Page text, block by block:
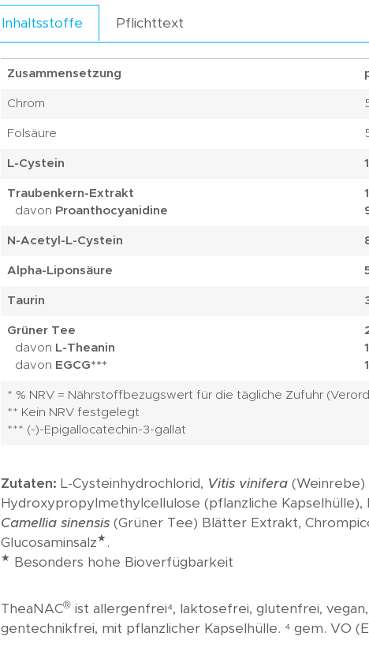
Inhaltsstoffe Pflichttext
Zusammensetzung
Chrom
Folsäure
L-Cystein
Traubenkern-Extrakt
davon Proanthocyanidine
N-Acetyl-L-Cystein
Alpha-Liponsäure
Taurin
Grüner Tee
davon L-Theanin
davon EGCG***
* % NRV = Nährstoffbezugswert für die tägliche Zufuhr
** Kein NRV festgelegt
*** (-)-Epigallocatechin-3-gallat
Zutaten: L-Cysteinhydrochlorid, Vitis vinifera (Weinrebe)
Hydroxypropylmethylcellulose (pflanzliche Kapselhülle),
Camellia sinensis (Grüner Tee) Blätter Extrakt,
Glucosaminsalz★ .
★ Besonders hohe Bioverfügbarkeit
TheaNAC® ist allergenfrei⁴, laktosefrei, glutenfrei,
gentechnikfrei, mit pflanzlicher Kapselhülle. ⁴ gem. VO